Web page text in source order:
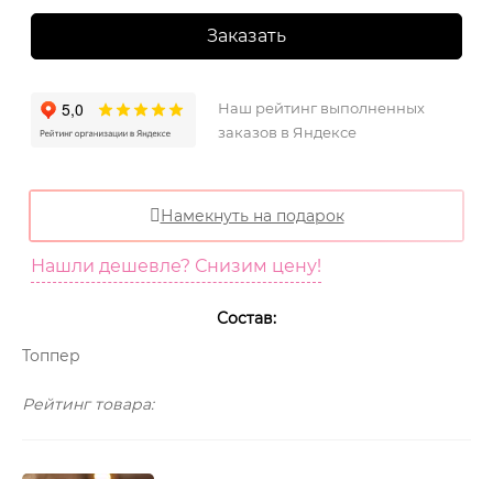
Заказать
Наш рейтинг выполненных
заказов в Яндексе
Намекнуть на подарок
Нашли дешевле? Снизим цену!
Состав:
Топпер
Рейтинг товара: